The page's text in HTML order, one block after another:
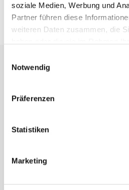
soziale Medien, Werbung und
Partner führen diese
weiteren Daten zusammen, die
Notwendig
Präferenzen
Statistiken
Marketing
Zu diesem
Produkt